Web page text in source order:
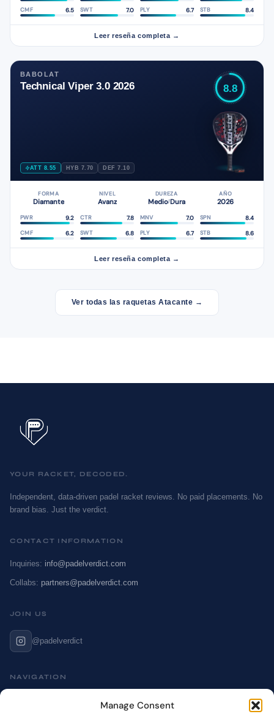
Manage Consent
CMF 6.5 SWT 7.0 PLY 6.7 STB 8.4
Leer reseña completa →
BABOLAT
Technical Viper 3.0 2026
ATT 8.55 HYB 7.70 DEF 7.10
8.8
FORMA
Diamante
NIVEL
Avanz
DUREZA
Medio/Dura
AÑO
2026
PWR 9.2 CTR 7.8 MNV 7.0 SPN 8.4
CMF 6.2 SWT 6.8 PLY 6.7 STB 8.6
Leer reseña completa →
Ver todas las raquetas Atacante →
YOUR RACKET, DECODED.
Independent, data-driven padel racket reviews. No paid placements. No
brand bias. Just the verdict.
CONTACT INFORMATION
Inquiries: info@padelverdict.com
Collabs: partners@padelverdict.com
JOIN US
@padelverdict
NAVIGATION